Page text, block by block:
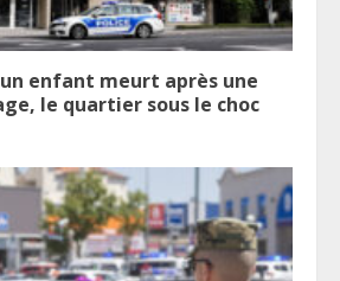
enfant meurt après une
le quartier sous le choc